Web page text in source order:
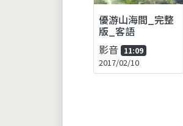
優游山海間_完整
版_客語
影音 11:09
2017/02/10